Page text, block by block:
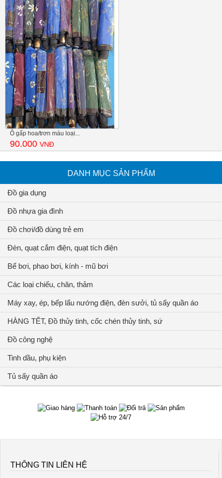
Ô gấp hoa/trơn màu loại...
90.000 VNĐ
DANH MỤC SẢN PHẨM
Đồ gia dụng
Đồ nhựa gia đình
Đồ chơi/đồ dùng trẻ em
Đèn, quạt cắm điện, quạt tích điện
Bể bơi, phao bơi, kính - mũ bơi
Các loại chiếu, chăn, thảm
Máy xay, ép, bếp lẩu nướng điện, đèn sưởi, tủ sấy quần áo
HÀNG TẾT, Đồ thủy tinh, cốc chén thủy tinh, sứ
Đồ công nghệ
Tinh dầu, phụ kiện
Tủ sấy quần áo
THÔNG TIN LIÊN HỆ